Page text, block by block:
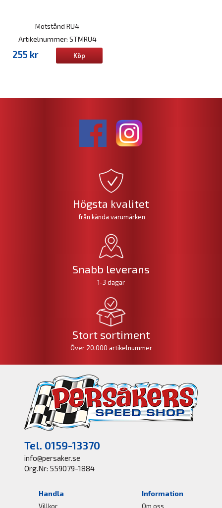
Motstånd RU4
Artikelnummer: STMRU4
255 kr Köp
Högsta kvalitet
från kända varumärken
Snabb leverans
1-3 dagar
Stort sortiment
Över 20.000 artikelnummer
Tel. 0159-13370
info@persaker.se
Org.Nr: 559079-1884
Handla
Villkor
Information
Om oss